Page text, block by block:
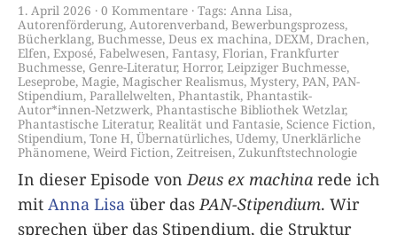
1. April 2026 0 Kommentare Tags: Anna Lisa,
Autorenförderung, Autorenverband, Bewerbungsprozess,
Bücherklang, Buchmesse, Deus ex machina, DEXM, Drachen,
Elfen, Exposé, Fabelwesen, Fantasy, Florian, Frankfurter
Buchmesse, Genre-Literatur, Horror, Leipziger Buchmesse,
Leseprobe, Magie, Magischer Realismus,Mystery, PAN, PAN-
Stipendium, Parallelwelten, Phantastik, Phantastik-
Autor*innen-Netzwerk, Phantastische Bibliothek Wetzlar,
Phantastische Literatur, Realität und Fantasie, Science Fiction,
Stipendium, Tone H, Übernatürliches, Udemy, Unerklärliche
Phänomene, Weird Fiction, Zeitreisen, Zukunftstechnologie
In dieser Episode von Deus ex machina rede ich
mit Anna Lisa über das PAN-Stipendium. Wir
sprechen über das Stipendium, die Struktur